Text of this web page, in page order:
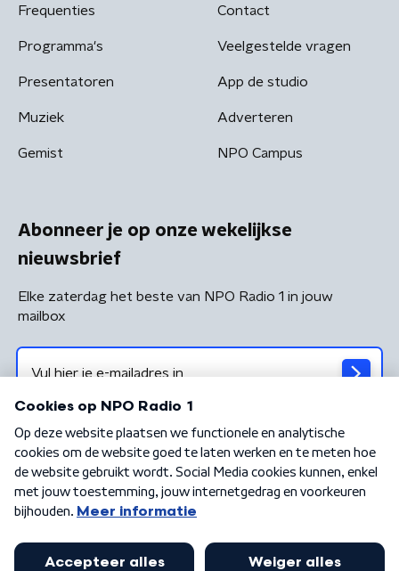
Frequenties
Programma's
Presentatoren
Muziek
Gemist
Contact
Veelgestelde vragen
App de studio
Adverteren
NPO Campus
Abonneer je op onze wekelijkse
nieuwsbrief
Elke zaterdag het beste van NPO Radio 1 in jouw
mailbox
Algemene voorwaarden Privacybeleid